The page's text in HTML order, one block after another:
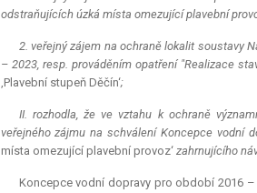
odstraňujících úzká místa omezující plavební
2. veřejný zájem na ochraně lokalit soustavy
– 2023, resp. prováděním opatření "Realizace
‚Plavební stupeň Děčín‘;
II. rozhodla, že ve vztahu k ochraně
veřejného zájmu na schválení Koncepce vodní
místa omezující plavební provoz‘zahrnujícího
Koncepce vodní dopravy pro období 2016